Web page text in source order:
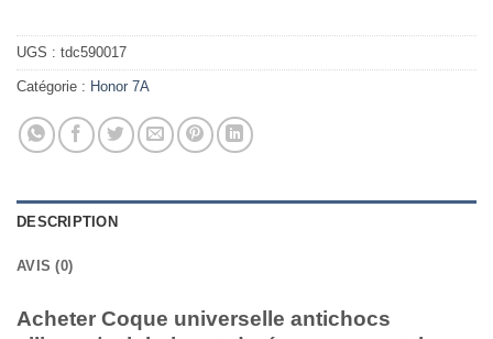
UGS : tdc590017
Catégorie : Honor 7A
DESCRIPTION
AVIS (0)
Acheter Coque universelle antichocs